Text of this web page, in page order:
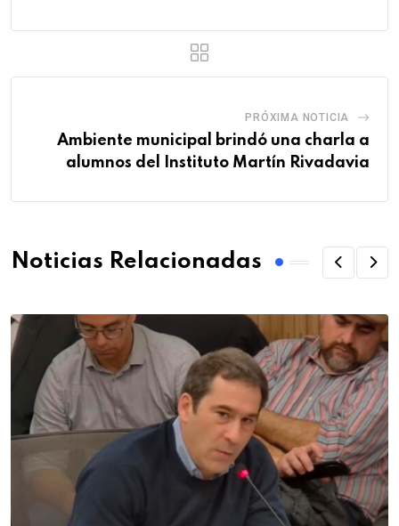
PRÓXIMA NOTICIA
Ambiente municipal brindó una charla a
alumnos del Instituto Martín Rivadavia
Noticias Relacionadas